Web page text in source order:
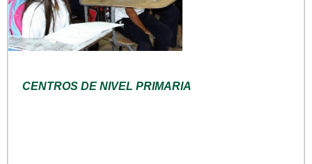
CENTROS DE NIVEL PRIMARIA